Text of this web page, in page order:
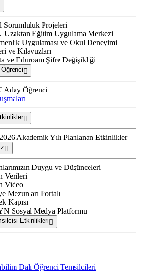
Sorumluluk Projeleri
Uzaktan Eğitim Uygulama Merkezi
Uygulaması ve Okul Deneyimi
ve Kılavuzları
ve Eduroam Şifre Değişikliği
Aday Öğrenci
Akademik Yılı Planlanan Etkinlikler
Duygu ve Düşünceleri
Verileri
Video
Mezunları Portalı
Kapısı
Sosyal Medya Platformu
Etkinlikleri
Dalı Öğrenci Temsilcileri